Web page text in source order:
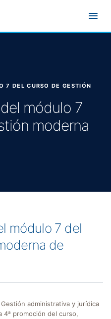
7 DEL CURSO DE GESTIÓN
módulo 7
moderna
módulo 7 del
de
administrativa y jurídica
4ª promoción del curso,